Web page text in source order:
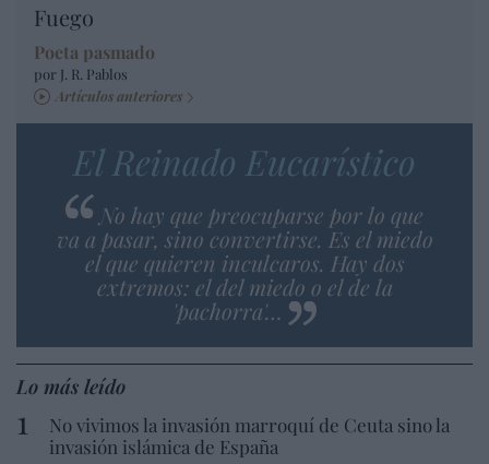
Fuego
Poeta pasmado
por J. R. Pablos
Artículos anteriores
El Reinado Eucarístico
No hay que preocuparse por lo que
va a pasar, sino convertirse. Es el miedo
el que quieren inculcaros. Hay dos
extremos: el del miedo o el de la
'pachorra'…
Lo más leído
No vivimos la invasión marroquí de Ceuta sino la
invasión islámica de España